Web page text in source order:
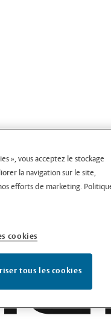
», vous acceptez le stockage
la navigation sur le site,
efforts de marketing.
cookies
tous les cookies